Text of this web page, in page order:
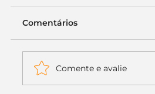
Comentários
Comente e avalie